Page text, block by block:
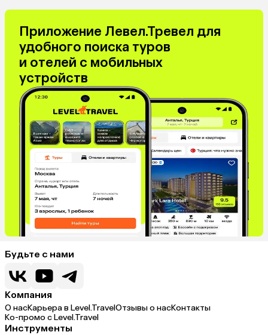
Приложение Левел.Тревел для
удобного поиска туров
и отелей с мобильных
устройств
Будьте с нами
Компания
О насКарьера в Level.TravelОтзывы о насКонтакты
Ко-промо с Level.Travel
Инструменты